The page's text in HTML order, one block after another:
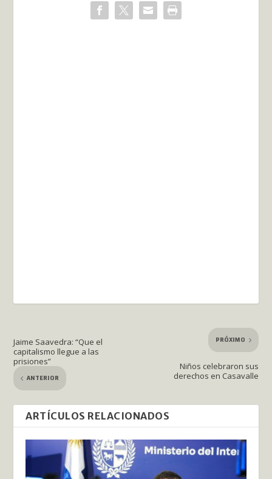
Jaime Saavedra: “Que el
capitalismo llegue a las
prisiones”
ANTERIOR
PRÓXIMO
Niños celebraron sus
derechos en Casavalle
ARTÍCULOS RELACIONADOS